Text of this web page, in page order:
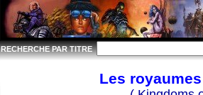
RECHERCHE PAR TITRE
Les